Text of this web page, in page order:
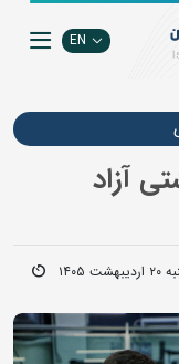
EN
آزاد
۱۴۰۵